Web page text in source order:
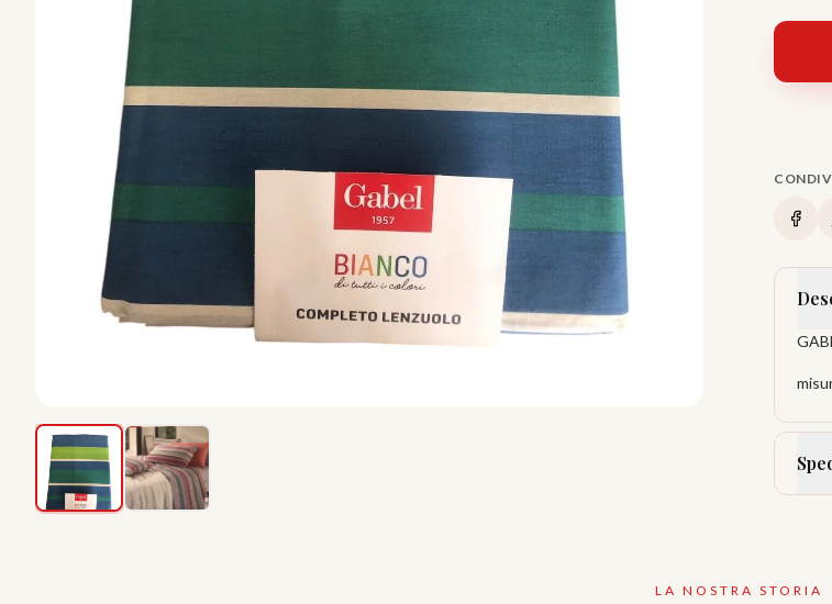
LA NOSTRA STORIA